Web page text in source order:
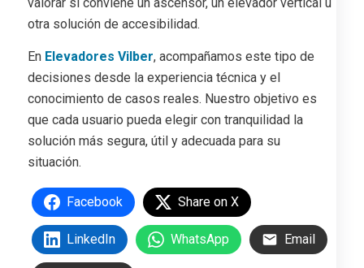
otra solución de accesibilidad.
En Elevadores Vilber, acompañamos este tipo de
decisiones desde la experiencia técnica y el
conocimiento de casos reales. Nuestro objetivo es
que cada usuario pueda elegir con tranquilidad la
solución más segura, útil y adecuada para su
situación.
Facebook Share on X
LinkedIn WhatsApp Email